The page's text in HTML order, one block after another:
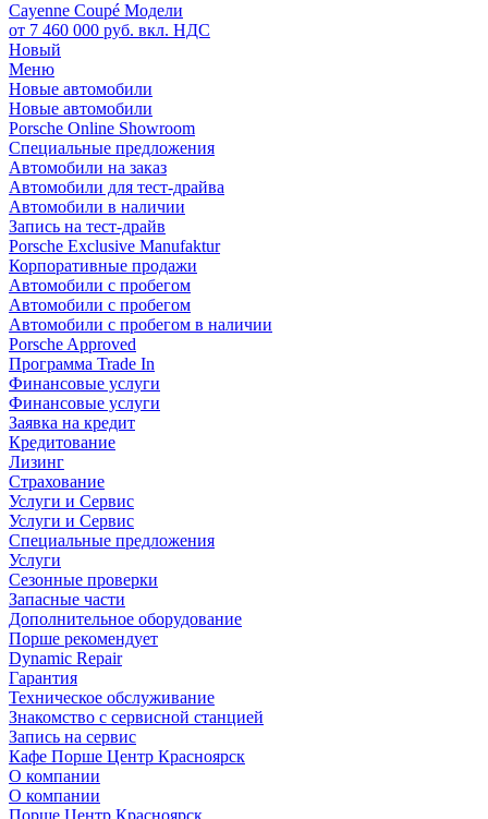
Cayenne Coupé Модели
от 7 460 000 руб. вкл. НДС
Новый
Меню
Новые автомобили
Новые автомобили
Porsche Online Showroom
Специальные предложения
Автомобили на заказ
Автомобили для тест-драйва
Автомобили в наличии
Запись на тест-драйв
Porsche Exclusive Manufaktur
Корпоративные продажи
Автомобили с пробегом
Автомобили с пробегом
Автомобили с пробегом в наличии
Porsche Approved
Программа Trade In
Финансовые услуги
Финансовые услуги
Заявка на кредит
Кредитование
Лизинг
Страхование
Услуги и Сервис
Услуги и Сервис
Специальные предложения
Услуги
Сезонные проверки
Запасные части
Дополнительное оборудование
Порше рекомендует
Dynamic Repair
Гарантия
Техническое обслуживание
Знакомство с сервисной станцией
Запись на сервис
Кафе Порше Центр Красноярск
О компании
О компании
Порше Центр Красноярск